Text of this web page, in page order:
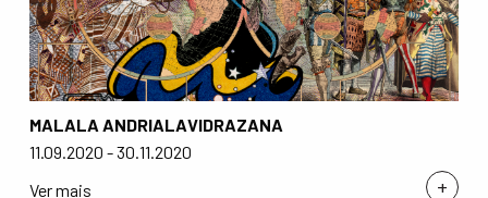
+
MALALA ANDRIALAVIDRAZANA
11.09.2020 - 30.11.2020
Ver mais